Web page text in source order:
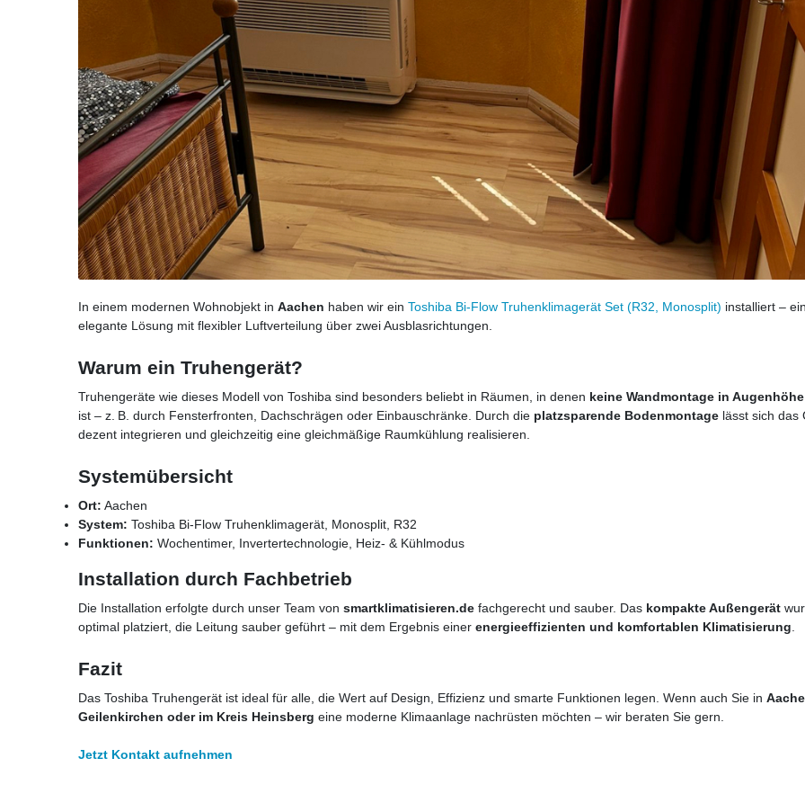
In einem modernen Wohnobjekt in Aachen haben wir ein Toshiba Bi-Flow Truhenklimagerät Set (R32, Monosplit) installiert –
elegante Lösung mit flexibler Luftverteilung über zwei Ausblasrichtungen.
Warum ein Truhengerät?
Truhengeräte wie dieses Modell von Toshiba sind besonders beliebt in Räumen, in denen keine Wandmontage in Augenhöhe
ist – z. B. durch Fensterfronten, Dachschrägen oder Einbauschränke. Durch die platzsparende Bodenmontage lässt sich das
dezent integrieren und gleichzeitig eine gleichmäßige Raumkühlung realisieren.
Systemübersicht
Ort: Aachen
System: Toshiba Bi-Flow Truhenklimagerät, Monosplit, R32
Funktionen: Wochentimer, Invertertechnologie, Heiz- & Kühlmodus
Installation durch Fachbetrieb
Die Installation erfolgte durch unser Team von smartklimatisieren.de fachgerecht und sauber. Das kompakte Außengerät
optimal platziert, die Leitung sauber geführt – mit dem Ergebnis einer energieeffizienten und komfortablen Klimatisierung
Fazit
Das Toshiba Truhengerät ist ideal für alle, die Wert auf Design, Effizienz und smarte Funktionen legen. Wenn auch Sie in
Geilenkirchen oder im Kreis Heinsberg eine moderne Klimaanlage nachrüsten möchten – wir beraten Sie gern.
Jetzt Kontakt aufnehmen